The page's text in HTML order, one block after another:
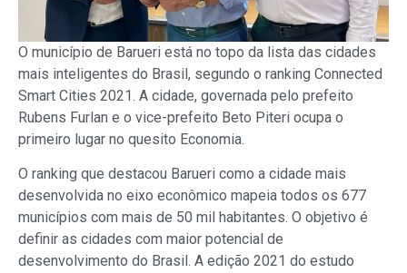
O município de Barueri está no topo da lista das cidades
mais inteligentes do Brasil, segundo o ranking Connected
Smart Cities 2021. A cidade, governada pelo prefeito
Rubens Furlan e o vice-prefeito Beto Piteri ocupa o
primeiro lugar no quesito Economia.
O ranking que destacou Barueri como a cidade mais
desenvolvida no eixo econômico mapeia todos os 677
municípios com mais de 50 mil habitantes. O objetivo é
definir as cidades com maior potencial de
desenvolvimento do Brasil. A edição 2021 do estudo